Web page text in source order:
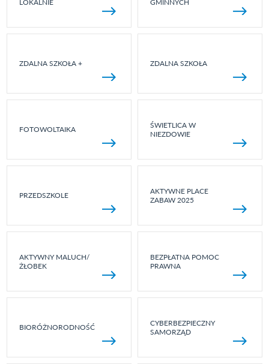
LOKALNIE
GMINNYCH
ZDALNA SZKOŁA + ZDALNA SZKOŁA
FOTOWOLTAIKA
ŚWIETLICA W
NIEZDOWIE
PRZEDSZKOLE
AKTYWNE PLACE
ZABAW 2025
AKTYWNY MALUCH/
ŻŁOBEK
BEZPŁATNA POMOC
PRAWNA
BIORÓŻNORODNOŚĆ
CYBERBEZPIECZNY
SAMORZĄD